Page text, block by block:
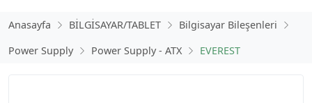
Anasayfa BİLGİSAYAR/TABLET
Bilgisayar Bileşenleri
Power Supply
Power Supply - ATX EVEREST